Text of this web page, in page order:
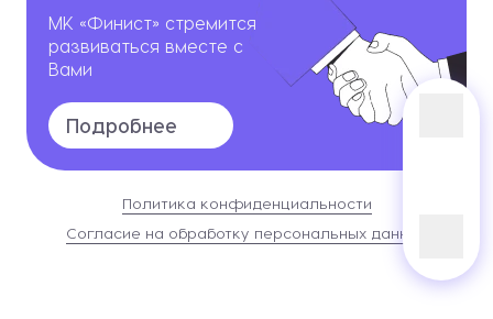
МК «Финист» стремится
развиваться вместе с
Вами
Подробнее
Политика конфиденциальности
Согласие на обработку персональных данных